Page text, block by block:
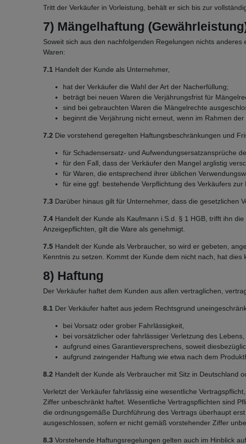
Tritt der Verkäufer in Vorleistung, behält er sich bis zur
7) Mängelhaftung
Soweit sich aus den nachfolgenden Regelungen nichts
Waren:
7.1 Handelt der Kunde als Unternehmer,
hat der Verkäufer die Wahl der Art der Nacherfüllung;
beträgt bei neuen Waren die Verjährungsfrist für
sind bei gebrauchten Waren die Mängelrechte
beginnt die Verjährung nicht erneut, wenn im Rahmen
7.2 Die vorstehend geregelten Haftungsbeschränkungen und
für Schadensersatz- und Aufwendungsersatzansprüche
für den Fall, dass der Verkäufer den Mangel arglistig
für Waren, die entsprechend ihrer üblichen
für eine ggf. bestehende Verpflichtung des Verkäufers
7.3 Darüber hinaus gilt für Unternehmer, dass die gesetzlichen
7.4 Handelt der Kunde als Kaufmann i.S.d. § 1 HGB, trifft ihn
Anzeigepflichten, gilt die Ware als genehmigt.
7.5 Handelt der Kunde als Verbraucher, so wird er gebeten,
Kenntnis zu setzen. Kommt der Kunde dem nicht nach, hat
8) Haftung
Der Verkäufer haftet dem Kunden aus allen vertraglichen,
8.1 Der Verkäufer haftet aus jedem Rechtsgrund
bei Vorsatz oder grober Fahrlässigkeit,
bei vorsätzlicher oder fahrlässiger Verletzung des
aufgrund eines Garantieversprechens, soweit
aufgrund zwingender Haftung wie etwa nach dem
8.2 Handelt der Kunde als Verbraucher mit Sitz in Deutschland
Verletzt der Verkäufer fahrlässig eine wesentliche
Ziffer unbeschränkt haftet. Wesentliche Vertragspflichten sind
die ordnungsgemäße Durchführung des Vertrags überhaupt
ausgeschlossen, sofern er nicht gemäß vorstehender Ziffer
8.3 Vorstehende Haftungsregelungen gelten auch im Hinblick